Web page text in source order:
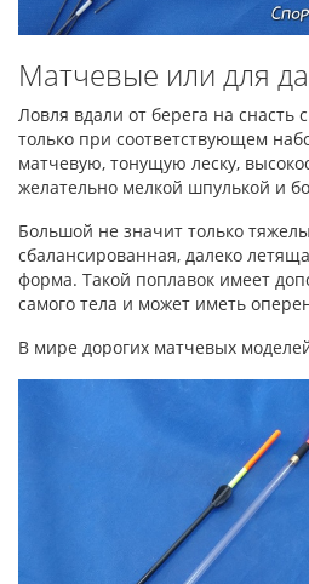
Матчевые или для
Ловля вдали от берега на снасть
только при соответствующем
матчевую, тонущую леску,
желательно мелкой шпулькой и
Большой не значит только
сбалансированная, далеко
форма. Такой поплавок имеет
самого тела и может иметь
В мире дорогих матчевых